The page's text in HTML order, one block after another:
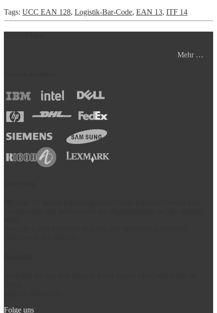
Tags: UCC EAN 128, Logistik-Bar-Code, EAN 13, ITF 14
Mehr …
Folge uns